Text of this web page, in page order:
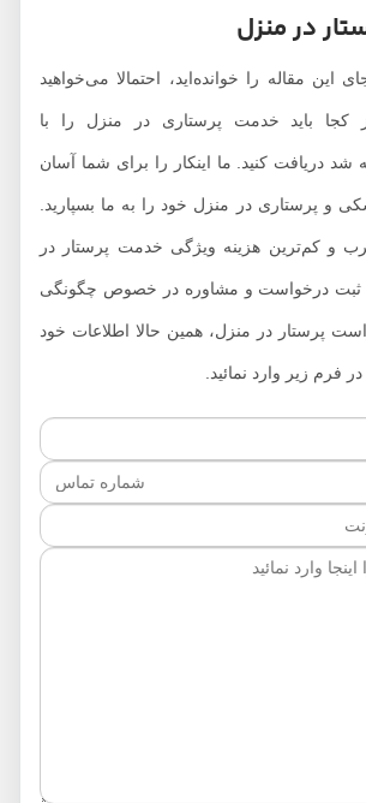
در منزل
مقاله را خوانده‌اید، احتمالا می‌خواهید
باید خدمت پرستاری در منزل را با
کنید. ما اینکار را برای شما آسان
در منزل خود را به ما بسپارید.
کم‌ترین هزینه ویژگی‌ خدمت پرستار در
درخواست و مشاوره در خصوص چگونگی
در منزل، همین حالا اطلاعات خود
زیر وارد نمائید.